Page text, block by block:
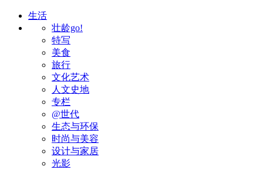
生活
壮龄go!
特写
美食
旅行
文化艺术
人文史地
专栏
@世代
生态与环保
时尚与美容
设计与家居
光影